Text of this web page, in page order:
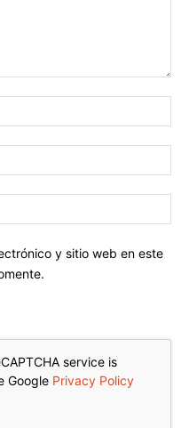
y sitio web en este
service is
Google Privacy Policy